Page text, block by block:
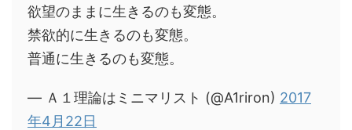
欲望のままに生きるのも変態。
禁欲的に生きるのも変態。
普通に生きるのも変態。
— Ａ１理論はミニマリスト (@A1riron) 2017
年4月22日